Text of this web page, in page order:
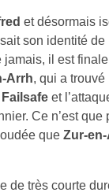
et désormais
son identité de
il est
, qui a
Failsafe et
Ce n’est que
que
de très courte